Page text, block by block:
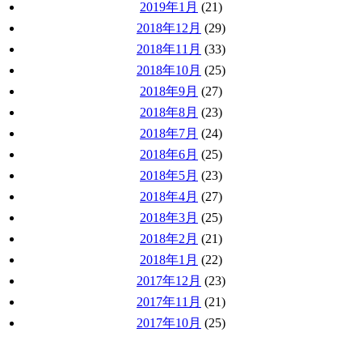
2019年1月 (21)
2018年12月 (29)
2018年11月 (33)
2018年10月 (25)
2018年9月 (27)
2018年8月 (23)
2018年7月 (24)
2018年6月 (25)
2018年5月 (23)
2018年4月 (27)
2018年3月 (25)
2018年2月 (21)
2018年1月 (22)
2017年12月 (23)
2017年11月 (21)
2017年10月 (25)